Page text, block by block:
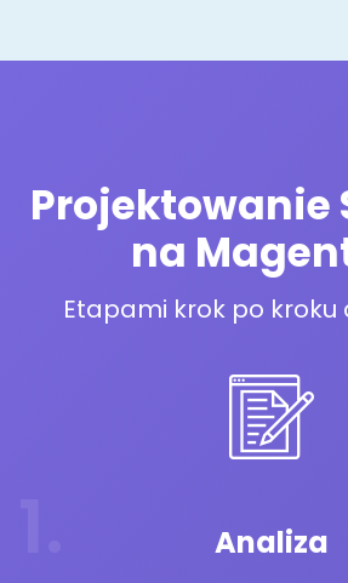
Projektowanie
na
Etapami krok po kroku
Analiza